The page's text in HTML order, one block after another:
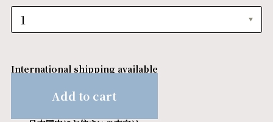
International shipping available
Add to cart